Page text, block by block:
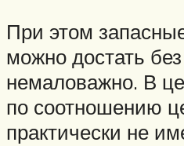
При этом
можно достать
немаловажно. В
по соотношению
практически не